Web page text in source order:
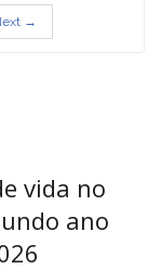
vida no
ano
→